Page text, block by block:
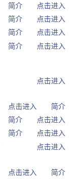
点击进入
简介
点击进入
简介
点击进入
简介
点击进入
简介
点击进入
简介
点击进入
点击进入
简介
点击进入
简介
点击进入
简介
点击进入